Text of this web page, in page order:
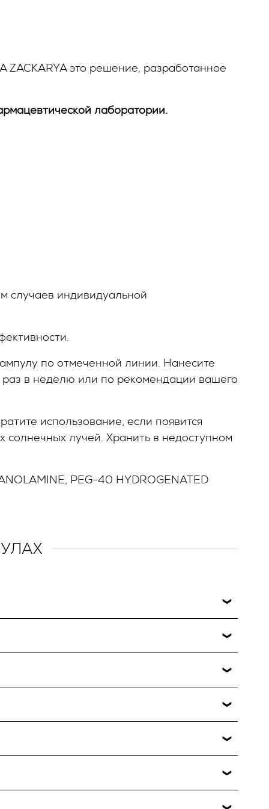
это решение, разработанное
лаборатории.
случаев индивидуальной
по отмеченной линии. Нанесите
в неделю или по рекомендации вашего
использование, если появится
солнечных лучей. Хранить в недоступном
PEG-40 HYDROGENATED